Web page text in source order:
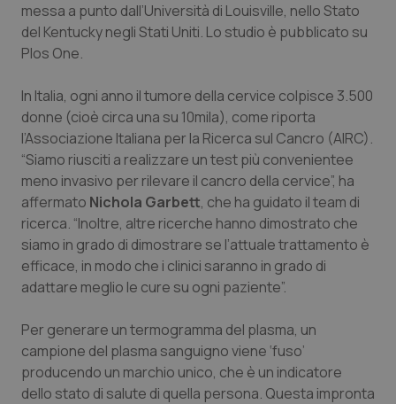
Basilicata
Calabria
Campania
Emilia-Romagna
Friuli Venezia Giulia
Lazio
Liguria
Lombardia
Marche
Artrite & artrosi
Asma & BPCO
Car-T
Colesterolo & coronaropatie
Dermatite Atopica
Diabete & glucometri
Disturbi dell’umore
Dolore
Donna & Salute
QS Club Newsletter
messa a punto dall’Università di Louisville, nello Stato
del Kentucky negli Stati Uniti. Lo studio è pubblicato su
Plos One.
In Italia, ogni anno il tumore della cervice colpisce 3.500
donne (cioè circa una su 10mila), come riporta
l’Associazione Italiana per la Ricerca sul Cancro (AIRC).
“Siamo riusciti a realizzare un test più convenientee
meno invasivo per rilevare il cancro della cervice”, ha
affermato Nichola Garbett, che ha guidato il team di
ricerca. “Inoltre, altre ricerche hanno dimostrato che
siamo in grado di dimostrare se l’attuale trattamento è
efficace, in modo che i clinici saranno in grado di
adattare meglio le cure su ogni paziente”.
Per generare un termogramma del plasma, un
campione del plasma sanguigno viene ‘fuso’
producendo un marchio unico, che è un indicatore
dello stato di salute di quella persona. Questa impronta